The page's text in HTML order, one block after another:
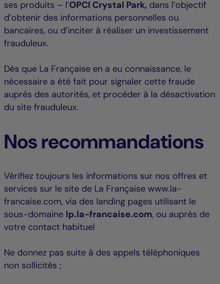
ses produits – l’OPCI Crystal Park, dans l’objectif
d’obtenir des informations personnelles ou
bancaires, ou d’inciter à réaliser un investissement
frauduleux.
Dès que La Française en a eu connaissance, le
nécessaire a été fait pour signaler cette fraude
auprès des autorités, et procéder à la désactivation
du site frauduleux.
Nos recommandations
Vérifiez toujours les informations sur nos offres et
services sur le site de La Française www.la-
francaise.com, via des landing pages utilisant le
sous-domaine lp.la-francaise.com, ou auprès de
votre contact habituel
Ne donnez pas suite à des appels téléphoniques
non sollicités ;